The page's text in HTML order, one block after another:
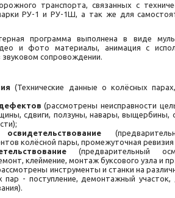
транспорта, связанных с
РУ-1 и РУ-1Ш, а так же для
программа выполнена в виде
и фото материалы, анимация с
сопровождении.
(Технические данные о колёсных
(рассмотрены неисправности
сдвиги, ползуны, навары, выщербины,
колёсной пары, промежуточная ревизия
(предварительный
клеймение, монтаж буксового узла и
инструменты и станки на
пар - поступление, демонтажный